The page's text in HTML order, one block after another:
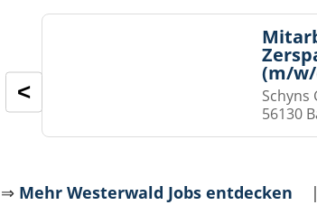
(m/
Schyns
56130
<
⇒ Mehr Westerwald Jobs entdecken